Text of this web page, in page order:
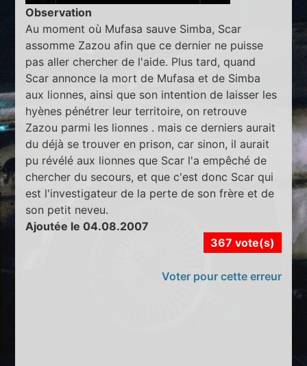
Observation
Au moment où Mufasa sauve Simba, Scar
assomme Zazou afin que ce dernier ne puisse
pas aller chercher de l'aide. Plus tard, quand
Scar annonce la mort de Mufasa et de Simba
aux lionnes, ainsi que son intention de laisser les
hyènes pénétrer leur territoire, on retrouve
Zazou parmi les lionnes . mais ce derniers aurait
du déjà se trouver en prison, car sinon, il aurait
pu révélé aux lionnes que Scar l'a empêché de
chercher du secours, et que c'est donc Scar qui
est l'investigateur de la perte de son frère et de
son petit neveu.
Ajoutée le 04.08.2007
367 vote(s)
Voter pour cette erreur